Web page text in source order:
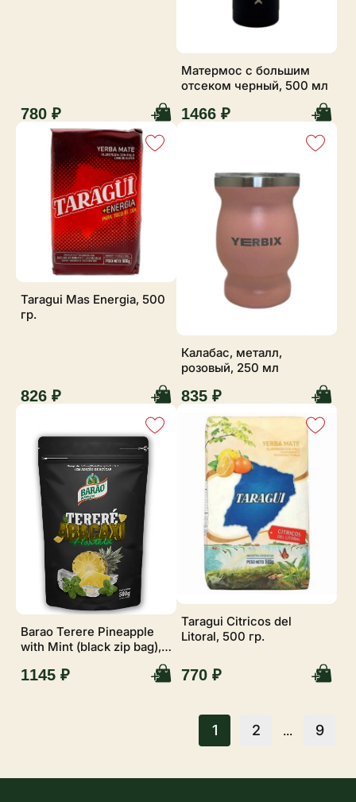
780 ₽
Матермос с большим
отсеком черный, 500 мл
1466 ₽
Taragui Mas Energia, 500
гр.
826 ₽
Калабас, металл,
розовый, 250 мл
835 ₽
Barao Terere Pineapple
with Mint (black zip bag),
1145 ₽
Taragui Citricos del
Litoral, 500 гр.
770 ₽
1 2 ... 9